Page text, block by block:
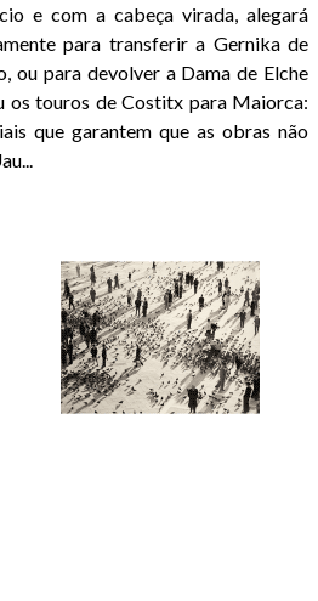
e com a cabeça virada, alegará
para transferir a Gernika de
ou para devolver a Dama de Elche
os touros de Costitx para Maiorca:
que garantem que as obras não